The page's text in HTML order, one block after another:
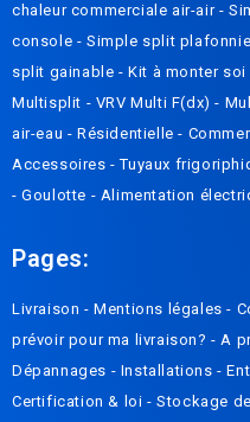
chaleur commerciale air-air -
console -Simple split
split gainable -Kit à monter
Multisplit - VRV Multi F(dx)-
air-eau -Résidentielle-
Accessoires-Tuyaux
-Goulotte - Alimentation
Pages:
Livraison -Mentions légales-
prévoir pour ma livraison? - A
Dépannages - Installations-
Certification & loi -Stockage